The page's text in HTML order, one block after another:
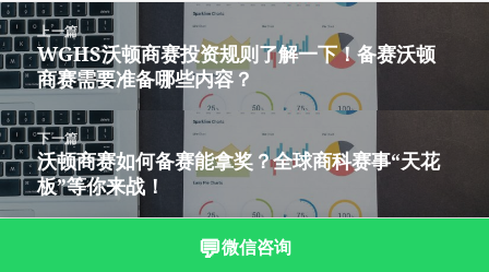
于
文
章
导
航
上一篇
上
篇
文
章：
WGHS沃顿商赛投资规则了解一下！备赛沃顿
商赛需要准备哪些内容？
下一篇
下
篇
文
沃顿商赛如何备赛能拿奖？全球商科赛事“天花
板”等你来战！
💬微信咨询